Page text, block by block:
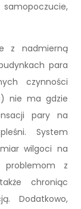
z nadmierną
para
czynności
nie ma gdzie
pary na
System
wilgoci na
problemom z
chroniąc
Dodatkowo,